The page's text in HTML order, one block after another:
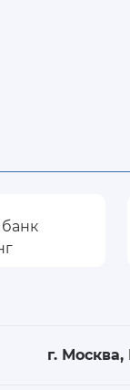
г. Москва,